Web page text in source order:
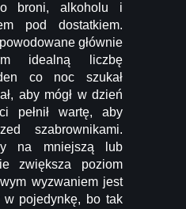
broni, alkoholu i
pod dostatkiem.
głównie
idealną liczbę
co noc szukał
aby mógł w dzień
pełnił wartę, aby
szabrownikami.
na mniejszą lub
zwiększa poziom
wyzwaniem jest
w pojedynkę, bo tak